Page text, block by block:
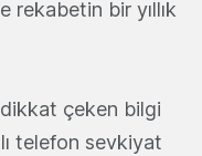
rekabetin bir yıllık
dikkat çeken bilgi
telefon sevkiyat